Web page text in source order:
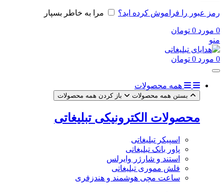
رمز عبور را فراموش کرده اید؟ مرا به خاطر بسپار
0 مورد 0 تومان
منو
0 مورد 0 تومان
همه محصولات
بستن همه محصولات باز کردن همه محصولات
محصولات الکترونیکی تبلیغاتی
اسپیکر تبلیغاتی
پاور بانک تبلیغاتی
استند و شارژر وایرلس
فلش مموری تبلیغاتی
ساعت مچی هوشمند و هندزفری